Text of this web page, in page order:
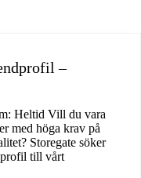
–
Heltid Vill du vara
med höga krav på
Storegate söker
till vårt